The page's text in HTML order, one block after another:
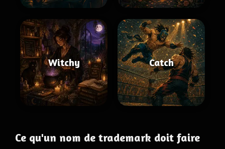
Witchy Catch
Ce qu'un nom de trademark doit faire